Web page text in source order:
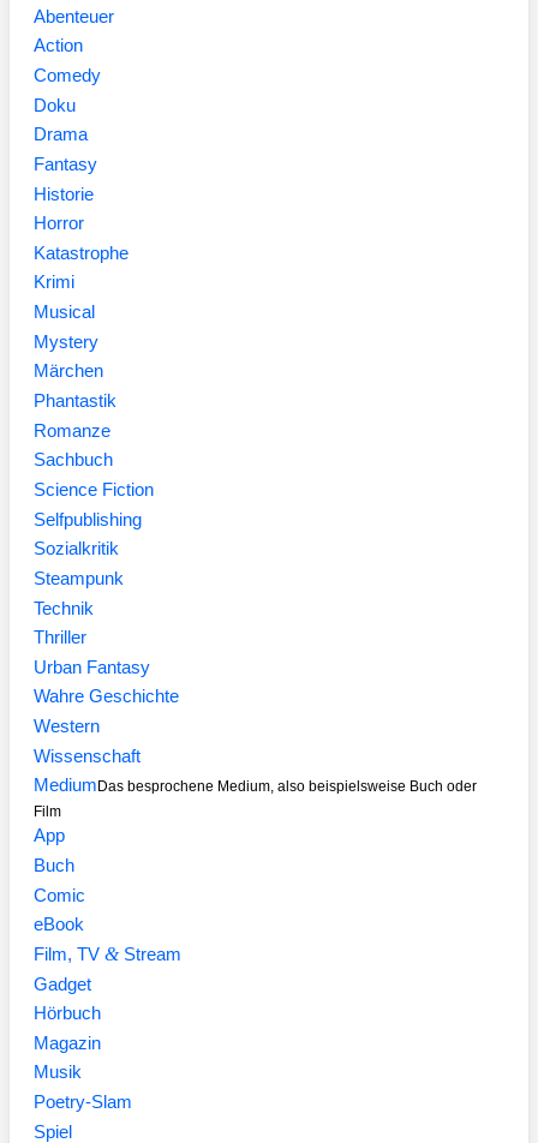
Abenteuer
Action
Comedy
Doku
Drama
Fantasy
Historie
Horror
Katastrophe
Krimi
Musical
Mystery
Märchen
Phantastik
Romanze
Sachbuch
Science Fiction
Selfpublishing
Sozialkritik
Steampunk
Technik
Thriller
Urban Fantasy
Wahre Geschichte
Western
Wissenschaft
Medium Das besprochene Medium, also beispielsweise Buch oder
Film
App
Buch
Comic
eBook
Film, TV&Stream
Gadget
Hörbuch
Magazin
Musik
Poetry-Slam
Spiel